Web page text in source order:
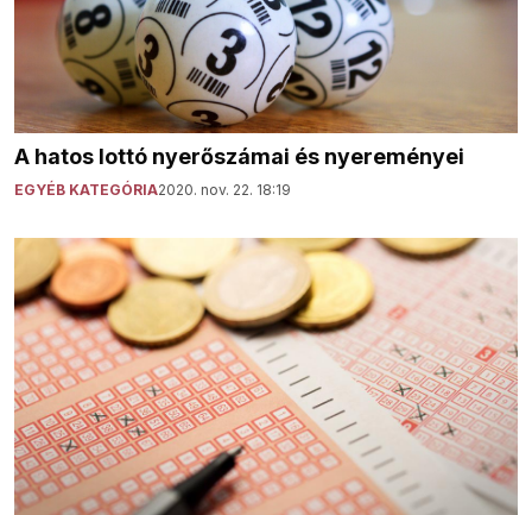
A hatos lottó nyerőszámai és nyereményei
EGYÉB KATEGÓRIA2020. nov. 22. 18:19